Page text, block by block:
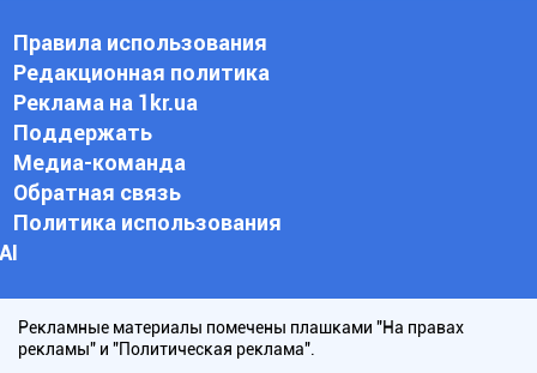
Правила использования
Редакционная политика
Реклама на 1kr.ua
Поддержать
Медиа-команда
Обратная связь
Политика использования
АI
Рекламные материалы помечены плашками "На правах
рекламы" и "Политическая реклама".